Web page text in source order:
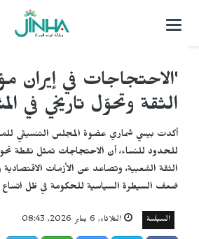
التحكم
'الاحتجاجات في إيران
الثقة وتحوّل تاريخي في
أكدت بيسي شماري عضوة المجلس التنسيقي
للحدود للنساء، أن الاحتجاجات تمثل نقطة
الثقة الشعبية، وتصاعد عن الأزمات
ضعف السيطرة السياسية للحكومة في ظل
السياسة الثلاثاء, 6 يناير 2026, 08:43